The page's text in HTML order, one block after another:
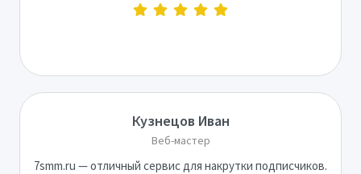
Кузнецов Иван
Веб-мастер
7smm.ru — отличный сервис для накрутки подписчиков.